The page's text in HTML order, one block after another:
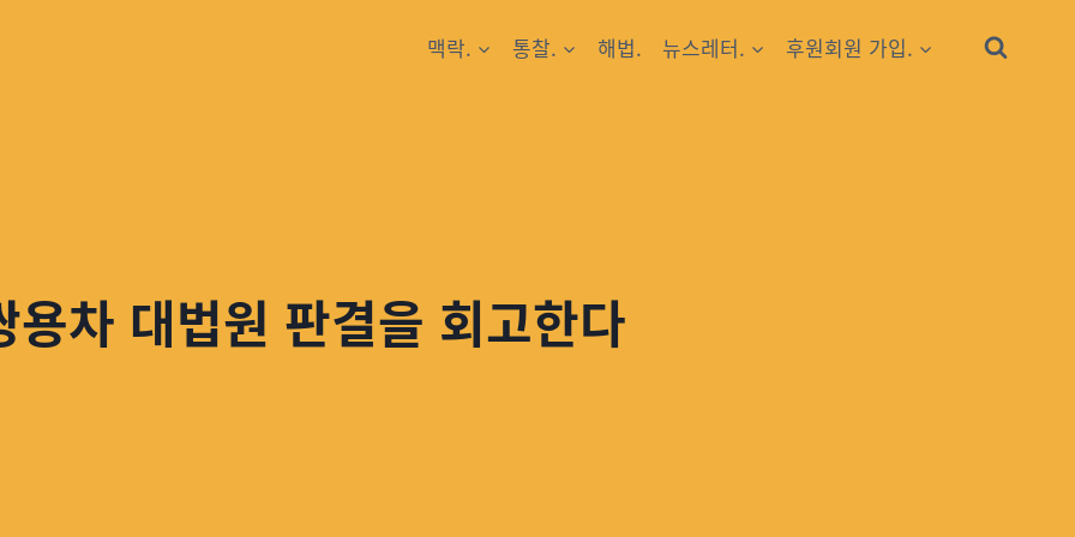
맥락. 통찰. 해법. 뉴스레터. 후원회원 가입.
차 대법원 판결을 회고한다